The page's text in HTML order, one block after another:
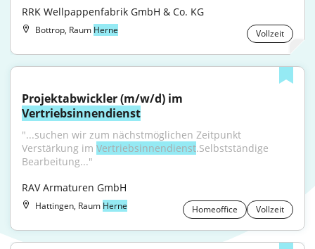
RRK Wellpappenfabrik GmbH & Co. KG
Bottrop, Raum Herne Vollzeit
Vertriebsinnendienst
"...suchen wir zum nächstmöglichen Zeitpunkt
Verstärkung im Vertriebsinnendienst.Selbstständige
Bearbeitung..."
RAV Armaturen GmbH
Hattingen, Raum Herne Homeoffice Vollzeit